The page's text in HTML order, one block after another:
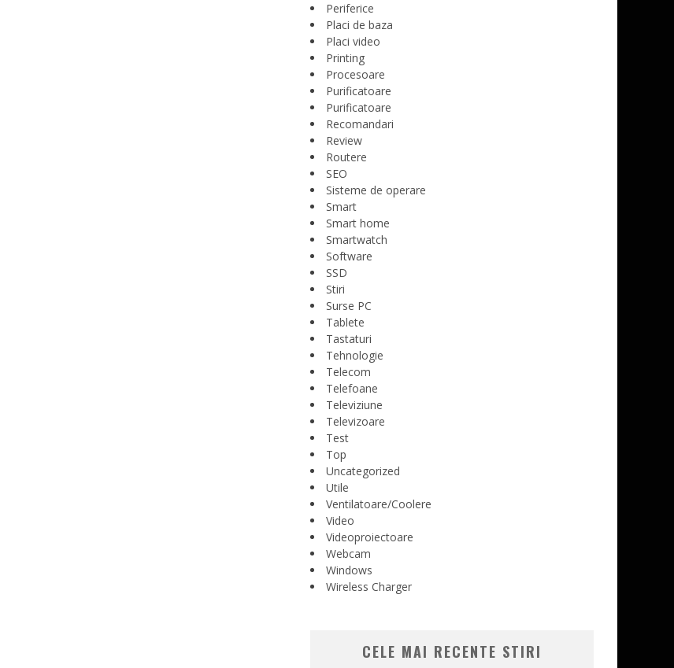
Periferice
Placi de baza
Placi video
Printing
Procesoare
Purificatoare
Purificatoare
Recomandari
Review
Routere
SEO
Sisteme de operare
Smart
Smart home
Smartwatch
Software
SSD
Stiri
Surse PC
Tablete
Tastaturi
Tehnologie
Telecom
Telefoane
Televiziune
Televizoare
Test
Top
Uncategorized
Utile
Ventilatoare/Coolere
Video
Videoproiectoare
Webcam
Windows
Wireless Charger
CELE MAI RECENTE STIRI